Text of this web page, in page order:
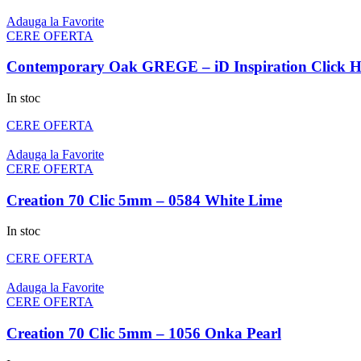
Adauga la Favorite
CERE OFERTA
Contemporary Oak GREGE – iD Inspiration Click
In stoc
CERE OFERTA
Adauga la Favorite
CERE OFERTA
Creation 70 Clic 5mm – 0584 White Lime
In stoc
CERE OFERTA
Adauga la Favorite
CERE OFERTA
Creation 70 Clic 5mm – 1056 Onka Pearl